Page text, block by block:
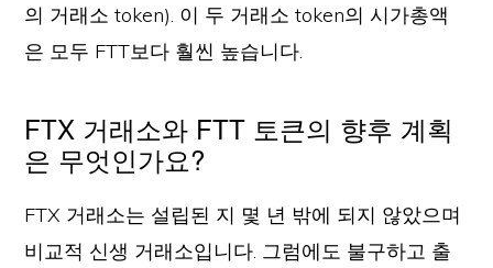
의 거래소 token). 이 두 거래소 token의 시가총액
은 모두 FTT보다 훨씬 높습니다.
FTX 거래소와 FTT 토큰의 향후 계획
은 무엇인가요?
FTX 거래소는 설립된 지 몇 년 밖에 되지 않았으며
비교적 신생 거래소입니다. 그럼에도 불구하고 출